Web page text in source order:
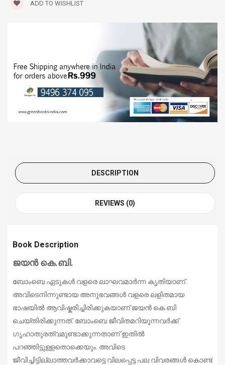
ADD TO WISHLIST
DESCRIPTION
REVIEWS (0)
Book Description
ജയന്‍ കെ.ബി.
ബോംബെ ഏടുകള്‍ വളരെ ലാഘവമാര്‍ന്ന കൃതിയാണ്.
അവിടെനിന്നുണ്ടായ അനുഭവങ്ങള്‍ വളരെ ലളിതമായ
ഭാഷയില്‍ ആവിഷ്കരിച്ചിരിക്കുകയാണ് ജയന്‍ കെ.ബി
ചെയ്തിരിക്കുന്നത്. ബോംബെ ജീവിതമറിയുന്നവര്‍ക്ക്
ഗൃഹാതുരത്വമുണ്ടാക്കുന്നതാണ് ഇതില്‍
പറഞ്ഞിട്ടുള്ളതൊക്കെയും. അവിടെ
ജീവിച്ചിട്ടില്ലാത്തവര്‍ക്കാവട്ടെ വിലപ്പെട്ട പല വിവരങ്ങള്‍ കൊണ്ട്